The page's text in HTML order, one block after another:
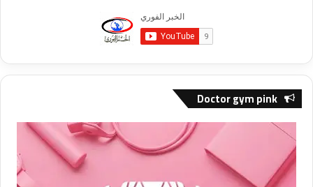
Doctor gym pink